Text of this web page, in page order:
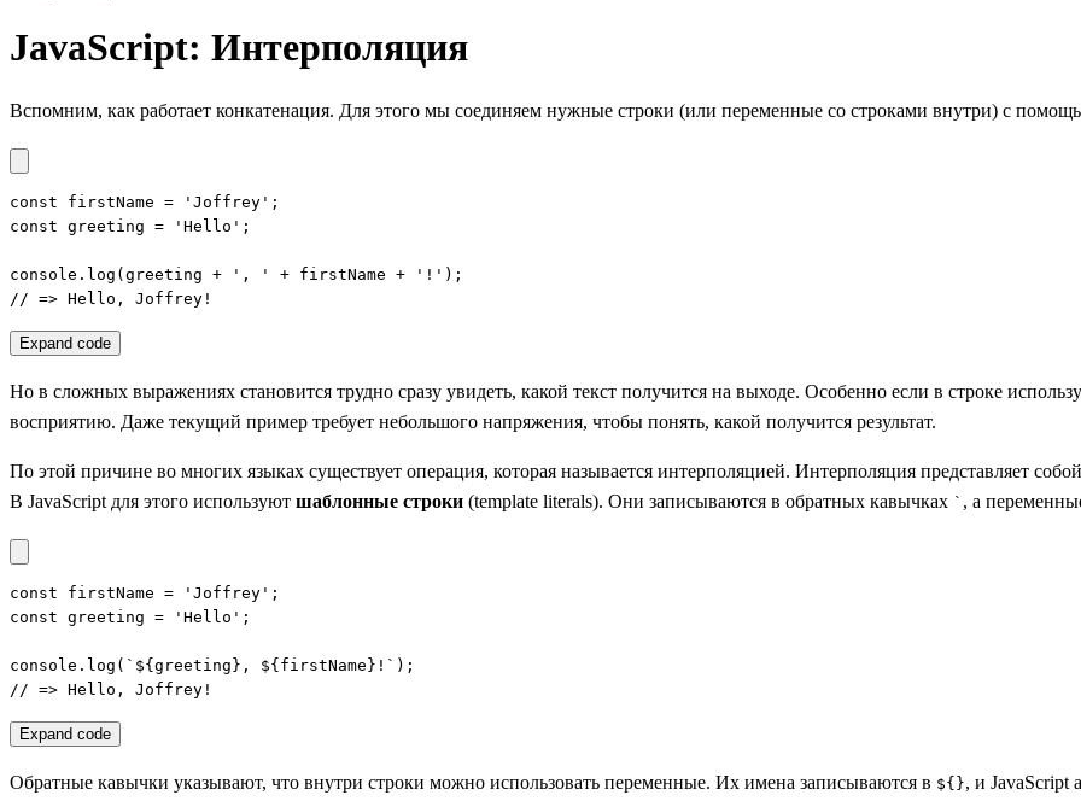
JavaScript: Интерполяция
Вспомним, как работает конкатенация. Для этого мы соединяем нужные строки (или переменные со строками внутри) с
const firstName = 'Joffrey';
const greeting = 'Hello';
console.log(greeting + ', ' + firstName + '!');
// => Hello, Joffrey!
Expand code
Но в сложных выражениях становится трудно сразу увидеть, какой текст получится на выходе. Особенно если в строке
восприятию. Даже текущий пример требует небольшого напряжения, чтобы понять, какой получится результат.
По этой причине во многих языках существует операция, которая называется интерполяцией. Интерполяция представляет
В JavaScript для этого используют шаблонные строки (template literals). Они записываются в обратных кавычках ` , а
const firstName = 'Joffrey';
const greeting = 'Hello';
console.log(`${greeting}, ${firstName}!`);
// => Hello, Joffrey!
Expand code
Обратные кавычки указывают, что внутри строки можно использовать переменные. Их имена записываются в ${}, и JavaScript